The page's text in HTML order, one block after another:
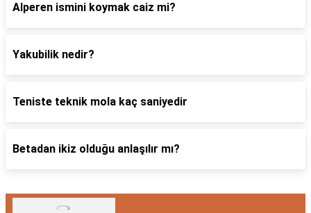
Alperen ismini koymak caiz mi?
Yakubilik nedir?
Teniste teknik mola kaç saniyedir
Betadan ikiz olduğu anlaşılır mı?